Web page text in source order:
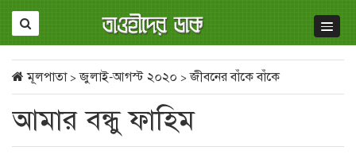
মূলপাতা> জুলাই-আগস্ট ২০২০ > জীবনের বাঁকে বাঁকে
আমার বন্ধু ফাহিম